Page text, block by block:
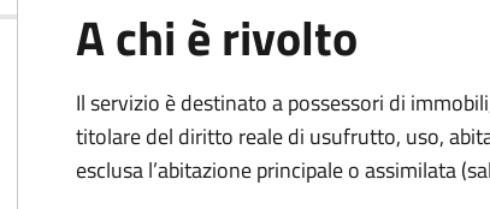
A chi è rivolto
Il servizio è destinato apossessori di
titolare del diritto reale di usufrutto, uso,
esclusa l’abitazione principale o assimilata